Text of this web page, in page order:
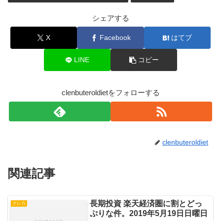
シェアする
X Facebook はてブ
LINE コピー
clenbuteroldietをフォローする
clenbuteroldiet
関連記事
クレカ
長期投資 楽天経済圏に割とどっ
ぷりな件。2019年5月19日日曜日